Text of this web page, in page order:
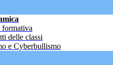
delle classi
e Cyberbullismo